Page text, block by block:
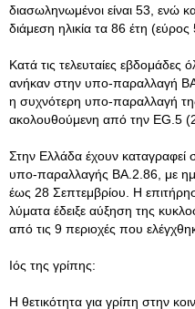
διασωληνωμένοι είναι 53, ενώ
διάμεση ηλικία τα 86 έτη (εύρος
Κατά τις τελευταίες εβδομάδες
ανήκαν στην υπο-παραλλαγή
η συχνότερη υπο-παραλλαγή
ακολουθούμενη από την EG.5
Στην Ελλάδα έχουν καταγραφεί
υπο-παραλλαγής BA.2.86, με
έως 28 Σεπτεμβρίου. Η
λύματα έδειξε αύξηση της
από τις 9 περιοχές που
Ιός της γρίπης:
Η θετικότητα για γρίπη στην